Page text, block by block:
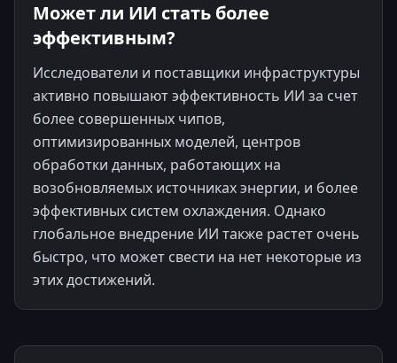
Может ли ИИ стать более
эффективным?
Исследователи и поставщики инфраструктуры
активно повышают эффективность ИИ за счет
более совершенных чипов,
оптимизированных моделей, центров
обработки данных, работающих на
возобновляемых источниках энергии, и более
эффективных систем охлаждения. Однако
глобальное внедрение ИИ также растет очень
быстро, что может свести на нет некоторые из
этих достижений.